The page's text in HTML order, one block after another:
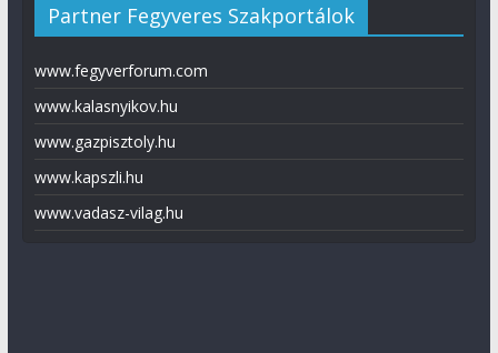
Partner Fegyveres Szakportálok
www.fegyverforum.com
www.kalasnyikov.hu
www.gazpisztoly.hu
www.kapszli.hu
www.vadasz-vilag.hu